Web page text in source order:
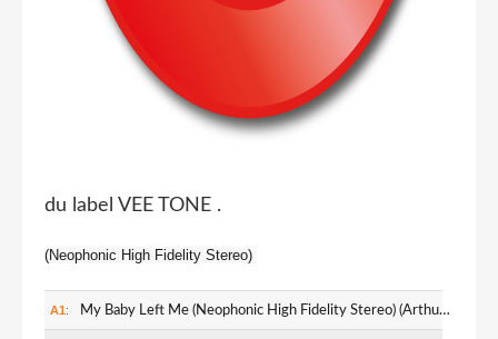
du label VEE TONE .
(Neophonic High Fidelity Stereo)
A1: My Baby Left Me (Neophonic High Fidelity Stereo) (Arthur Crudup)